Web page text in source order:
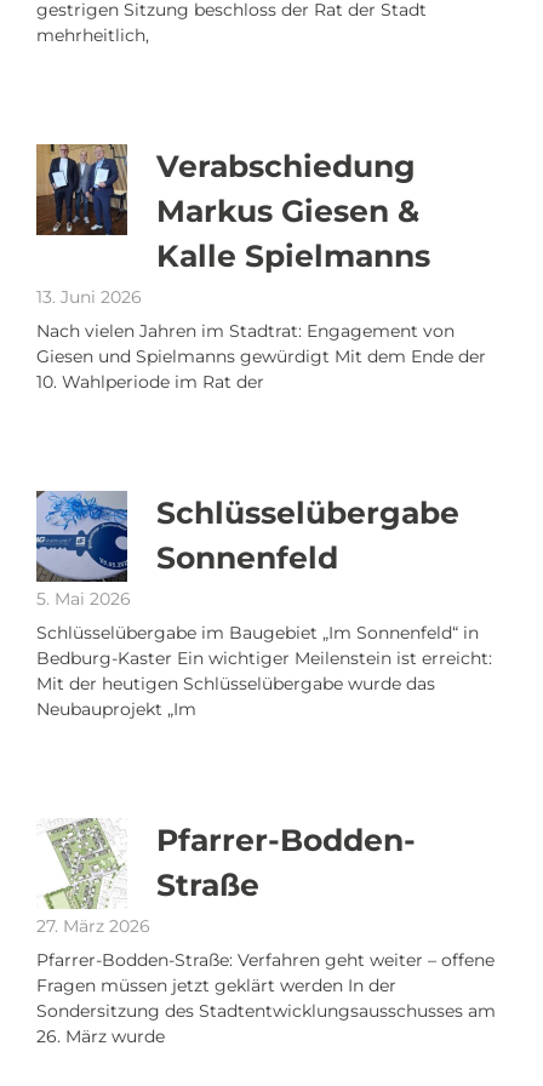
gestrigen Sitzung beschloss der Rat der Stadt
mehrheitlich,
Verabschiedung
Markus Giesen &
Kalle Spielmanns
13. Juni 2026
Nach vielen Jahren im Stadtrat: Engagement von
Giesen und Spielmanns gewürdigt Mit dem Ende der
10. Wahlperiode im Rat der
Schlüsselübergabe
Sonnenfeld
5. Mai 2026
Schlüsselübergabe im Baugebiet „Im Sonnenfeld“ in
Bedburg-Kaster Ein wichtiger Meilenstein ist erreicht:
Mit der heutigen Schlüsselübergabe wurde das
Neubauprojekt „Im
Pfarrer-Bodden-
Straße
27. März 2026
Pfarrer-Bodden-Straße: Verfahren geht weiter – offene
Fragen müssen jetzt geklärt werden In der
Sondersitzung des Stadtentwicklungsausschusses am
26. März wurde